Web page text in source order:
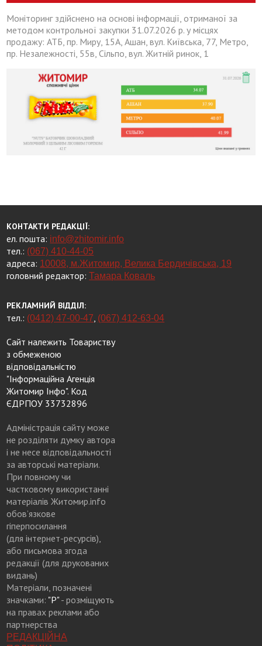
Моніторинг здійснено на основі інформації, отриманої за
методом контрольної закупки 31.07.2026 р. у місцях
продажу: АТБ, пр. Миру, 15А, Ашан, вул. Київська, 77, Метро,
пр. Незалежності, 55в, Сільпо, вул. Житній ринок, 1
КОНТАКТИ РЕДАКЦІЇ:
ел. пошта: info@zhitomir.info
тел.: (067) 410-44-05
адреса: 10008, м.Житомир, Велика Бердичівська, 19
головний редактор:Тамара Коваль
РЕКЛАМНИЙ ВІДДІЛ:
тел.: (0412) 47-00-47, (067) 412-63-04
Сайт належить Товариству
з обмеженою
відповідальністю
"Інформаційна Агенція
Житомир Інфо". Код
ЄДРПОУ 33732896
Адміністрація сайту може
не розділяти думку автора
і не несе відповідальності
за авторські матеріали.
При повному чи
частковому використанні
матеріалів Житомир.info
обов’язкове
гіперпосилання
(для інтернет-ресурсів),
або письмова згода
редакції (для друкованих
видань)
Матеріали, позначені
значками: "Р"- розміщують
на правах реклами або
партнерства
РЕДАКЦІЙНА